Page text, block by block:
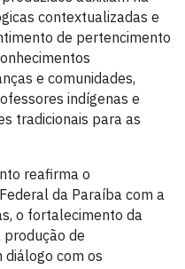
contextualizadas e
de pertencimento
e comunidades,
indígenas e
tradicionais para as
reafirma o
da Paraíba com a
o fortalecimento da
produção de
com os